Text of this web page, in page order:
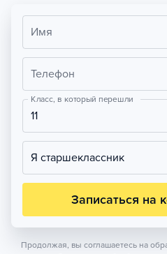
Имя
Телефон
Класс, в который перешли
11
Я старшеклассник
Записаться на
Продолжая, вы соглашаетесь на